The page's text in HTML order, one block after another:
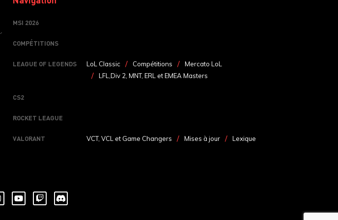
MSI 2026
COMPÉTITIONS
LEAGUE OF LEGENDS LoL Classic Compétitions
Mercato LoL
LFL,Div 2, MNT, ERL et EMEA Masters
CS2
ROCKET LEAGUE
VALORANT VCT, VCL et Game Changers Mises à jour Lexique